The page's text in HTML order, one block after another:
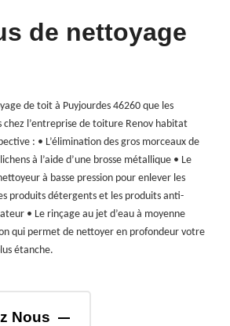
de nettoyage
de toit à Puyjourdes 46260 que les
chez l’entreprise de toiture Renov habitat
: • L’élimination des gros morceaux de
à l’aide d’une brosse métallique • Le
à basse pression pour enlever les
produits détergents et les produits anti-
• Le rinçage au jet d’eau à moyenne
qui permet de nettoyer en profondeur votre
étanche.
Nous